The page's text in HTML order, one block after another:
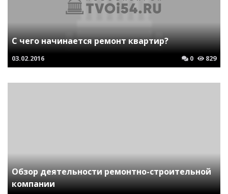
С чего начинается ремонт квартир?
03.02.2016 0 829
Обзор деятельности ремонтно-строительной
компании